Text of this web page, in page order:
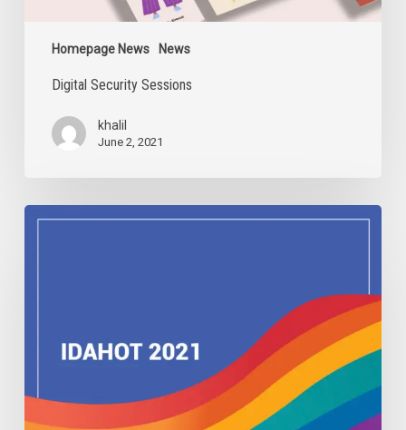
Homepage News News
Digital Security Sessions
khalil
June 2, 2021
IDAHOBIT